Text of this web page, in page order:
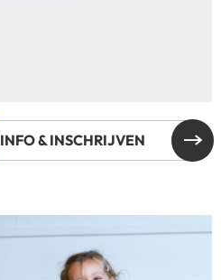
INFO & INSCHRIJVEN